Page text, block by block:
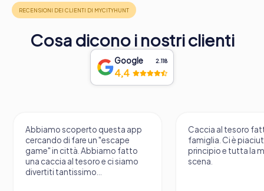
Cosa dicono i nostri clienti
Google 2.118
4,4
Abbiamo scoperto questa app
cercando di fare un "escape
game" in città. Abbiamo fatto
una caccia al tesoro e ci siamo
divertiti tantissimo...
Caccia al tesoro
famiglia. Ci è
principio e tutta la
scena.